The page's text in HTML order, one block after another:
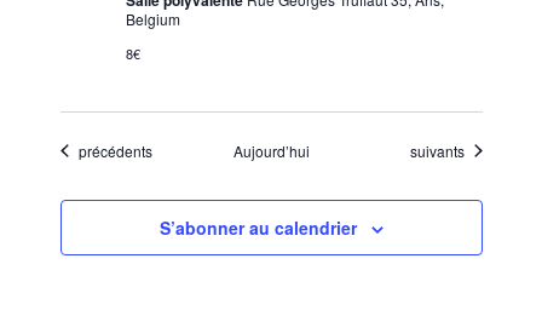
Belgium
8€
Évènements
précédents Aujourd’hui Évènements
suivants
S’abonner au calendrier